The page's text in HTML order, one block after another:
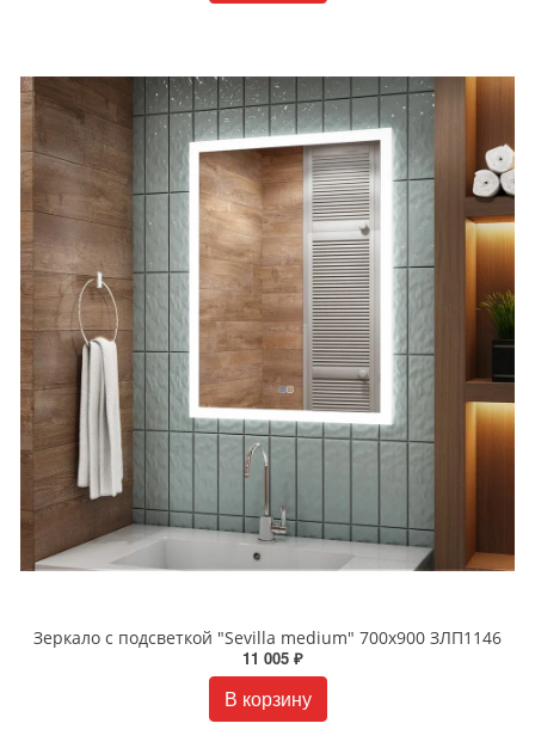
Зеркало с подсветкой "Sevilla medium" 700x900 ЗЛП1146
11 005 ₽
В корзину